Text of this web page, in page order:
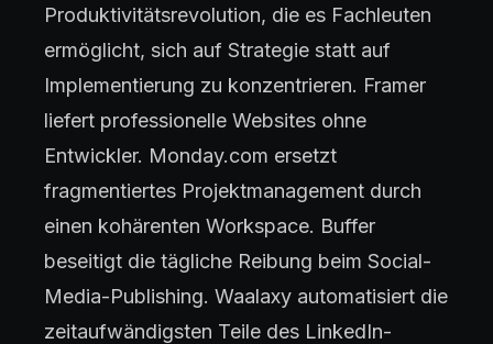
Produktivitätsrevolution, die es Fachleuten
ermöglicht, sich auf Strategie statt auf
Implementierung zu konzentrieren. Framer
liefert professionelle Websites ohne
Entwickler. Monday.com ersetzt
fragmentiertes Projektmanagement durch
einen kohärenten Workspace. Buffer
beseitigt die tägliche Reibung beim Social-
Media-Publishing. Waalaxy automatisiert die
zeitaufwändigsten Teile des LinkedIn-